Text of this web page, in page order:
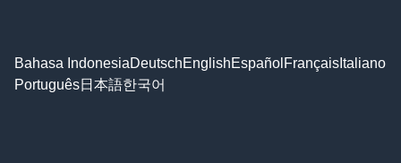
Bahasa IndonesiaDeutschEnglishEspañol Français Italiano
Português日本語한국어